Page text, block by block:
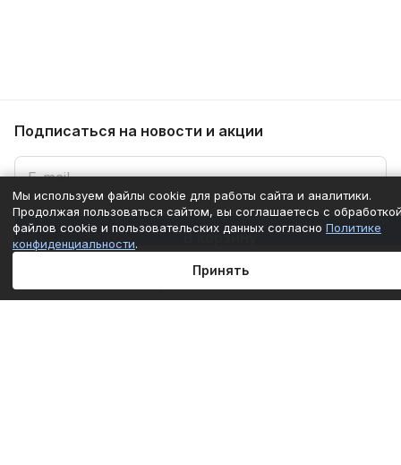
В корзину
Подписаться на новости и акции
Подписаться
Интернет-магазин
Мы используем файлы cookie для работы сайта и аналитики.
Продолжая пользоваться сайтом, вы соглашаетесь с
файлов cookie и пользовательских данных согласно Политике
конфиденциальности.
Принять